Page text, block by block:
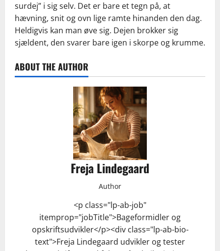
surdej” i sig selv. Det er bare et tegn på, at
hævning, snit og ovn lige ramte hinanden den dag.
Heldigvis kan man øve sig. Dejen brokker sig
sjældent, den svarer bare igen i skorpe og krumme.
ABOUT THE AUTHOR
Freja Lindegaard
Author
<p class="lp-ab-job"
itemprop="jobTitle">Bageformidler og
opskriftsudvikler</p><div class="lp-ab-bio-
text">Freja Lindegaard udvikler og tester